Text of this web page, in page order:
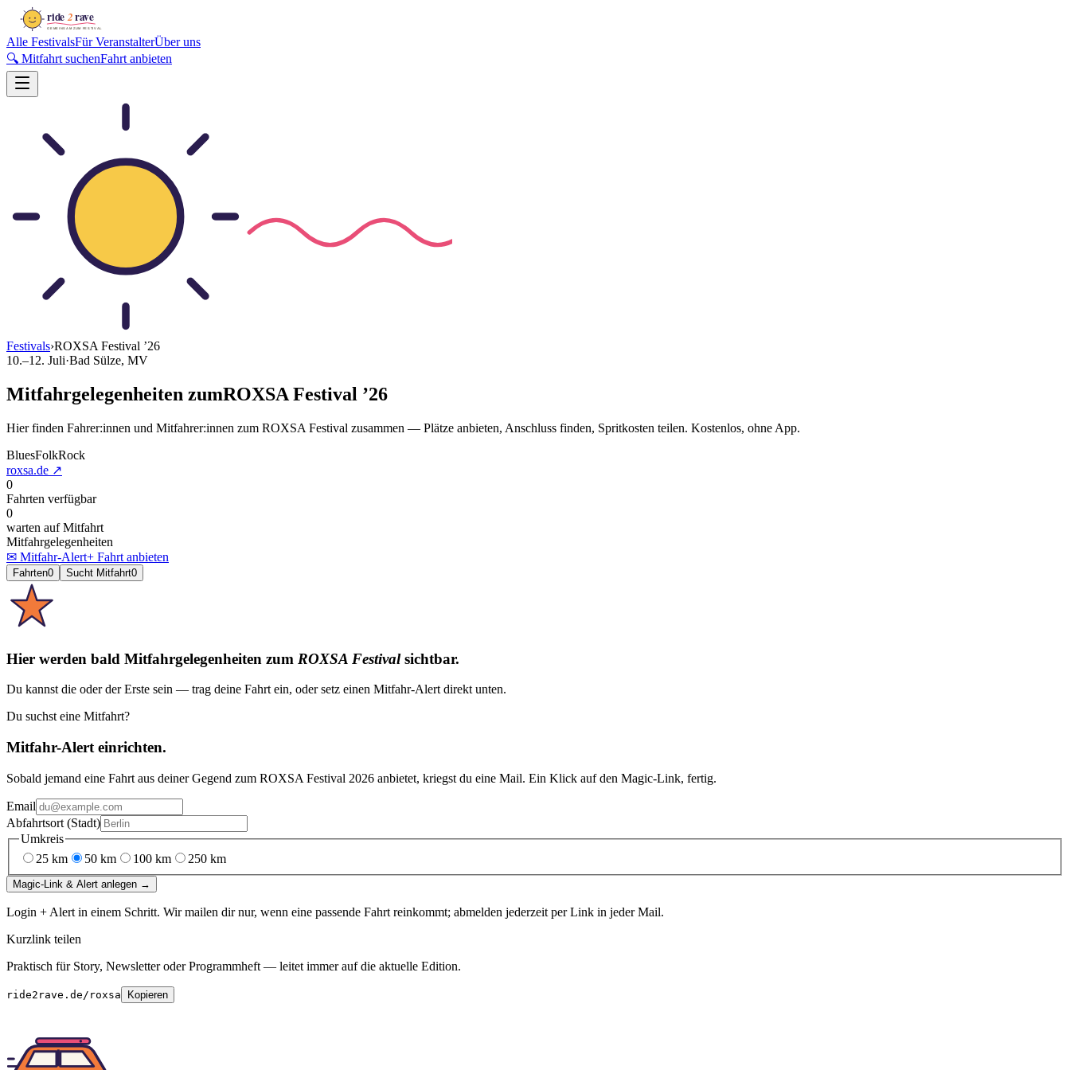
Alle FestivalsFür VeranstalterÜber uns
🔍 Mitfahrt suchenFahrt anbieten
Festivals›ROXSA Festival ’26
10.–12. Juli·Bad Sülze, MV
Mitfahrgelegenheiten zumROXSA Festival ’26
Hier finden Fahrer:innen und Mitfahrer:innen zum ROXSA Festival zusammen — Plätze anbieten, Anschluss finden, Spritkosten teilen. Kostenlos, ohne App.
BluesFolkRock
roxsa.de ↗
0
Fahrten verfügbar
0
warten auf Mitfahrt
Mitfahrgelegenheiten
✉ Mitfahr-Alert+ Fahrt anbieten
Fahrten0 Sucht Mitfahrt0
Hier werden bald Mitfahrgelegenheiten zum ROXSA Festival sichtbar.
Du kannst die oder der Erste sein — trag deine Fahrt ein, oder setz einen Mitfahr-Alert direkt unten.
Du suchst eine Mitfahrt?
Mitfahr-Alert einrichten.
Sobald jemand eine Fahrt aus deiner Gegend zum ROXSA Festival 2026 anbietet, kriegst du eine Mail. Ein Klick auf den Magic-Link, fertig.
Email
Abfahrtsort (Stadt)
Umkreis
25 km 50 km 100 km 250 km
Magic-Link & Alert anlegen →
Login + Alert in einem Schritt. Wir mailen dir nur, wenn eine passende Fahrt reinkommt; abmelden jederzeit per Link in jeder Mail.
Kurzlink teilen
Praktisch für Story, Newsletter oder Programmheft — leitet immer auf die aktuelle Edition.
ride2rave.de/roxsa Kopieren